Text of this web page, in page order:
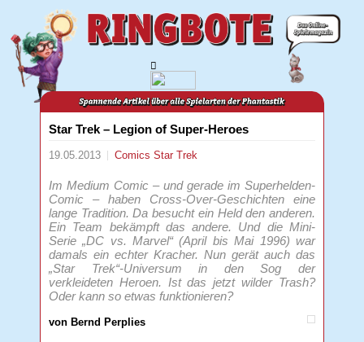
Star Trek – Legion of Super-Heroes
19.05.2013 ComicsStar Trek
Im Medium Comic – und gerade im Superhelden-
Comic – haben Cross-Over-Geschichten eine
lange Tradition. Da besucht ein Held den anderen.
Ein Team bekämpft das andere. Und die Mini-
Serie „DC vs. Marvel“ (April bis Mai 1996) war
damals ein echter Kracher. Nun gerät auch das
„Star Trek“-Universum in den Sog der
verkleideten Heroen. Ist das jetzt wilder Trash?
Oder kann so etwas funktionieren?
von Bernd Perplies